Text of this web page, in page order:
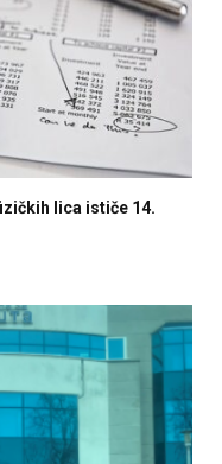
lica ističe 14.